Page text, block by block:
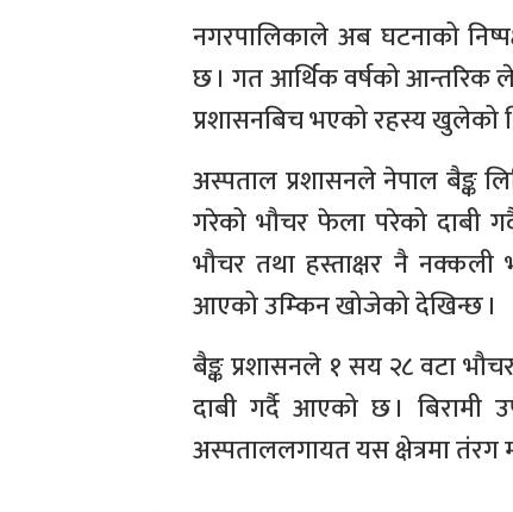
नगरपालिकाले अब घटनाको
छ । गत आर्थिक वर्षको आन्तरिक
प्रशासनबिच भएको रहस्य खुलेको
अस्पताल प्रशासनले नेपाल बैङ्क
गरेको भौचर फेला परेको दाबी
भौचर तथा हस्ताक्षर नै
आएको उम्किन खोजेको देखिन्छ ।
बैङ्क प्रशासनले १ सय २८ वटा
दाबी गर्दै आएको छ । बिरामी
अस्पताललगायत यस क्षेत्रमा तंरग